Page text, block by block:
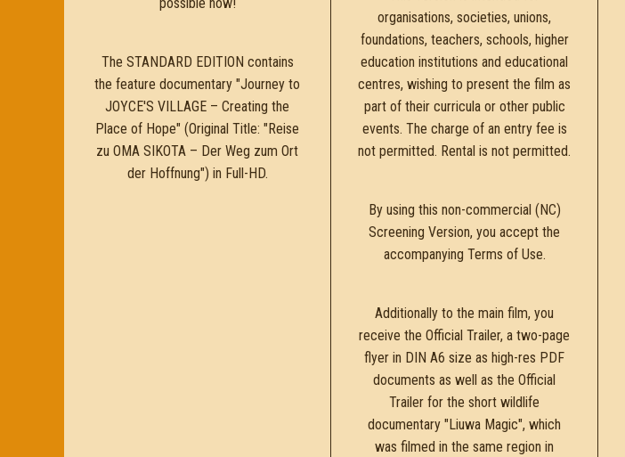
possible now!
The STANDARD EDITION contains
the feature documentary "Journey to
JOYCE'S VILLAGE – Creating the
Place of Hope" (Original Title: "Reise
zu OMA SIKOTA – Der Weg zum Ort
der Hoffnung") in Full-HD.
organisations, societies, unions,
foundations, teachers, schools, higher
education institutions and educational
centres, wishing to present the film as
part of their curricula or other public
events. The charge of an entry fee is
not permitted. Rental is not permitted.
By using this non-commercial (NC)
Screening Version, you accept the
accompanying Terms of Use.
Additionally to the main film, you
receive the Official Trailer, a two-page
flyer in DIN A6 size as high-res PDF
documents as well as the Official
Trailer for the short wildlife
documentary "Liuwa Magic", which
was filmed in the same region in